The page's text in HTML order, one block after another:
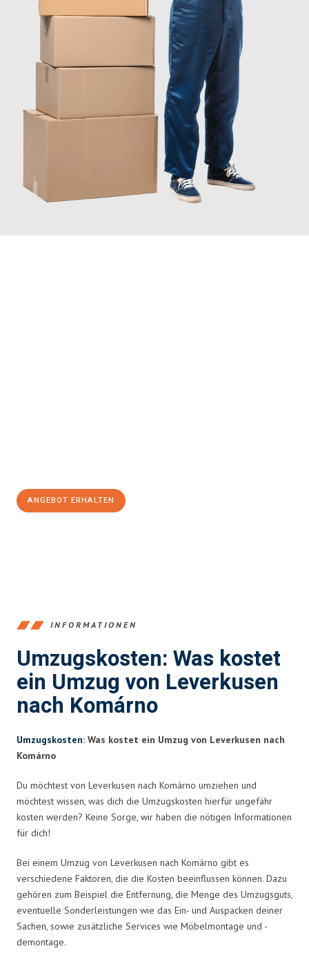
ANGEBOT ERHALTEN
INFORMATIONEN
Umzugskosten: Was kostet
ein Umzug von Leverkusen
nach Komárno
Umzugskosten: Was kostet ein Umzug von Leverkusen nach
Komárno
Du möchtest von Leverkusen nach Komárno umziehen und
möchtest wissen, was dich die Umzugskosten hierfür ungefähr
kosten werden? Keine Sorge, wir haben die nötigen Informationen
für dich!
Bei einem Umzug von Leverkusen nach Komárno gibt es
verschiedene Faktoren, die die Kosten beeinflussen können. Dazu
gehören zum Beispiel die Entfernung, die Menge des Umzugsguts,
eventuelle Sonderleistungen wie das Ein- und Auspacken deiner
Sachen, sowie zusätzliche Services wie Möbelmontage und -
demontage.